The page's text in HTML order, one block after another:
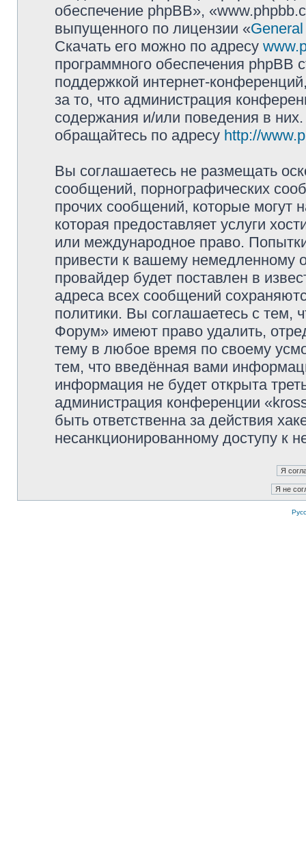
обеспечение phpBB»,
выпущенного по лицензии «
Скачать его можно по адресу
программного обеспечения phpBB
поддержкой интернет-
за то, что администрация
содержания и/или поведения в
обращайтесь по адресу http://
Вы соглашаетесь не размещать
сообщений, порнографических
прочих сообщений, которые могут
которая предоставляет услуги
или международное право.
привести к вашему немедленному
провайдер будет поставлен в
адреса всех сообщений
политики. Вы соглашаетесь с тем,
Форум» имеют право удалить,
тему в любое время по своему
тем, что введённая вами
информация не будет открыта
администрация конференции
быть ответственна за действия
несанкционированному доступу к